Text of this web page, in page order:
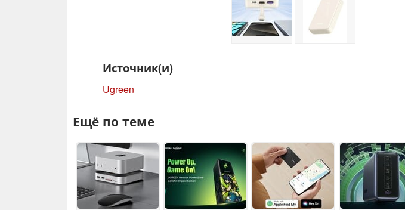
Источник(и)
Ugreen
Ещё по теме